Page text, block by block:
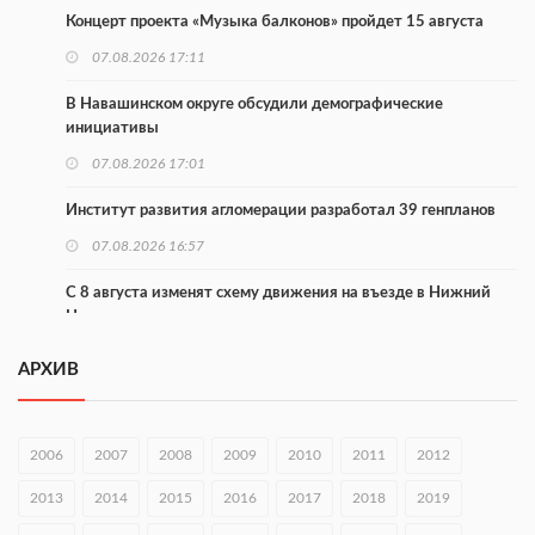
Концерт проекта «Музыка балконов» пройдет 15 августа
07.08.2026 17:11
В Навашинском округе обсудили демографические
инициативы
07.08.2026 17:01
Институт развития агломерации разработал 39 генпланов
07.08.2026 16:57
С 8 августа изменят схему движения на въезде в Нижний
Новгород
В Нижегородской области прошло заседание АТК и
07.08.2026 14:54
В Чкаловске спустили на воду «Метеор-120Р»
АРХИВ
2006 2007 2008 2009 2010 2011 2012
2013 2014 2015 2016 2017 2018 2019